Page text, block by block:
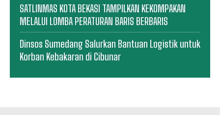
SATLINMAS KOTA BEKASI TAMPILKAN KEKOMPAKAN
MELALUI LOMBA PERATURAN BARIS BERBARIS
Dinsos Sumedang Salurkan Bantuan Logistik untuk
Korban Kebakaran di Cibunar